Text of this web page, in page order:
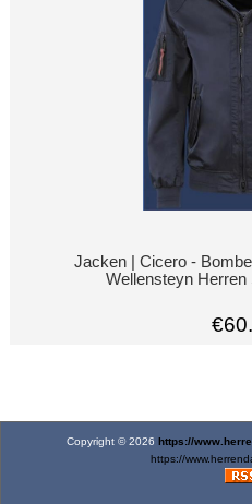
Jacken | Cicero -
Wellensteyn Herren
Copyright © 2026 https://
https://